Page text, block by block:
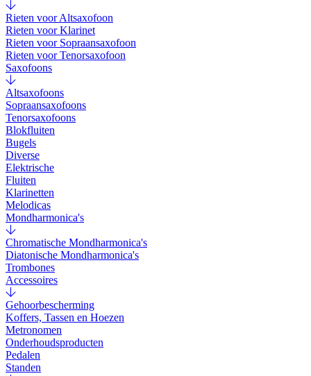
Rieten voor Altsaxofoon
Rieten voor Klarinet
Rieten voor Sopraansaxofoon
Rieten voor Tenorsaxofoon
Saxofoons
Altsaxofoons
Sopraansaxofoons
Tenorsaxofoons
Blokfluiten
Bugels
Diverse
Elektrische
Fluiten
Klarinetten
Melodicas
Mondharmonica's
Chromatische Mondharmonica's
Diatonische Mondharmonica's
Trombones
Accessoires
Gehoorbescherming
Koffers, Tassen en Hoezen
Metronomen
Onderhoudsproducten
Pedalen
Standen